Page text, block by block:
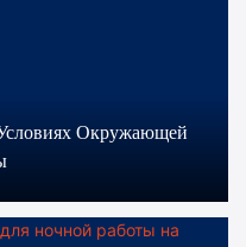
Окружающей